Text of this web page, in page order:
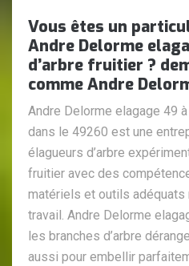
Vous êtes un
Andre Delorme
d’arbre fruitier ?
comme Andre
Andre Delorme elagage 49
dans le 49260 est une
élagueurs d’arbre
fruitier avec des
matériels et outils
travail. Andre Delorme
les branches d’arbre
aussi pour embellir